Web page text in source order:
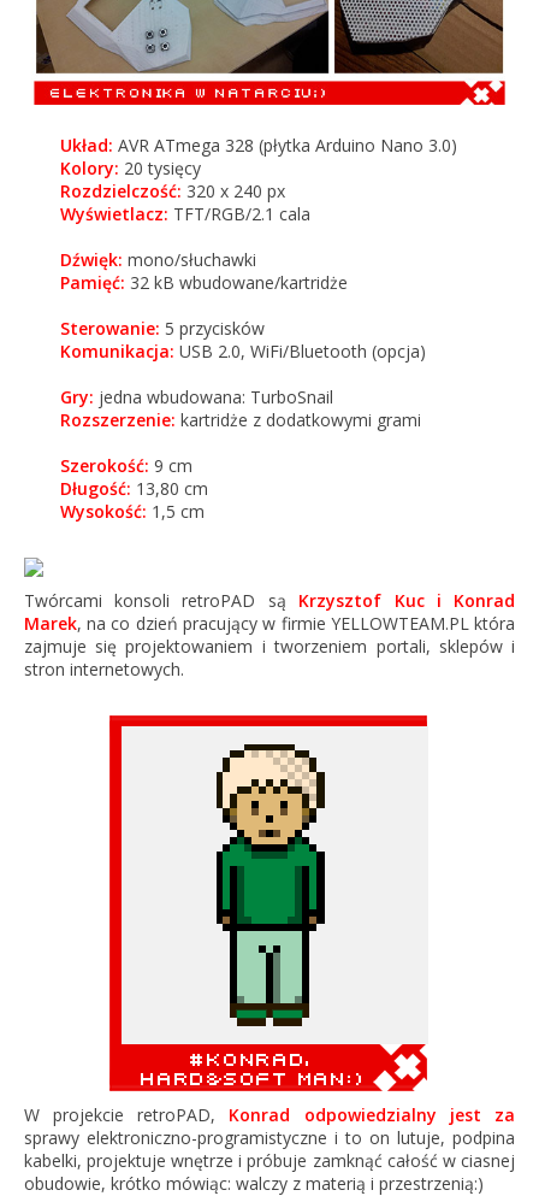
Układ: AVR ATmega 328 (płytka Arduino Nano 3.0)
Kolory: 20 tysięcy
Rozdzielczość: 320 x 240 px
Wyświetlacz: TFT/RGB/2.1 cala
Dźwięk: mono/słuchawki
Pamięć: 32 kB wbudowane/kartridże
Sterowanie: 5 przycisków
Komunikacja: USB 2.0, WiFi/Bluetooth (opcja)
Gry: jedna wbudowana: TurboSnail
Rozszerzenie: kartridże z dodatkowymi grami
Szerokość: 9 cm
Długość: 13,80 cm
Wysokość: 1,5 cm
Twórcami konsoli retroPAD są Krzysztof Kuc i Konrad
Marek, na co dzień pracujący w firmie YELLOWTEAM.PL która
zajmuje się projektowaniem i tworzeniem portali, sklepów i
stron internetowych.
W projekcie retroPAD, Konrad odpowiedzialny jest za
sprawy elektroniczno-programistyczne i to on lutuje, podpina
kabelki, projektuje wnętrze i próbuje zamknąć całość w ciasnej
obudowie, krótko mówiąc: walczy z materią i przestrzenią:)